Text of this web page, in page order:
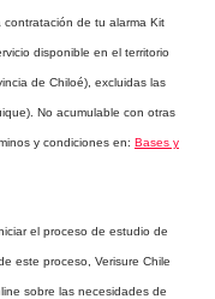
contratación de tu alarma Kit
disponible en el territorio
de Chiloé), excluidas las
No acumulable con otras
y condiciones en: Bases y
el proceso de estudio de
este proceso, Verisure Chile
sobre las necesidades de